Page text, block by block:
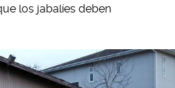
los jabalíes deben